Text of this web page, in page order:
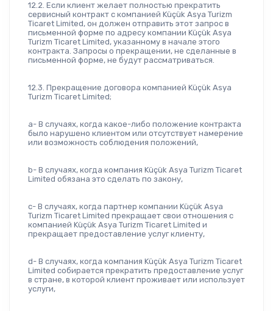
12.2. Если клиент желает полностью прекратить
сервисный контракт с компанией Küçük Asya Turizm
Ticaret Limited, он должен отправить этот запрос в
письменной форме по адресу компании Küçük Asya
Turizm Ticaret Limited, указанному в начале этого
контракта. Запросы о прекращении, не сделанные в
письменной форме, не будут рассматриваться.
12.3. Прекращение договора компанией Küçük Asya
Turizm Ticaret Limited;
a- В случаях, когда какое-либо положение контракта
было нарушено клиентом или отсутствует намерение
или возможность соблюдения положений,
b- В случаях, когда компания Küçük Asya Turizm Ticaret
Limited обязана это сделать по закону,
c- В случаях, когда партнер компании Küçük Asya
Turizm Ticaret Limited прекращает свои отношения с
компанией Küçük Asya Turizm Ticaret Limited и
прекращает предоставление услуг клиенту,
d- В случаях, когда компания Küçük Asya Turizm Ticaret
Limited собирается прекратить предоставление услуг
в стране, в которой клиент проживает или использует
услуги,